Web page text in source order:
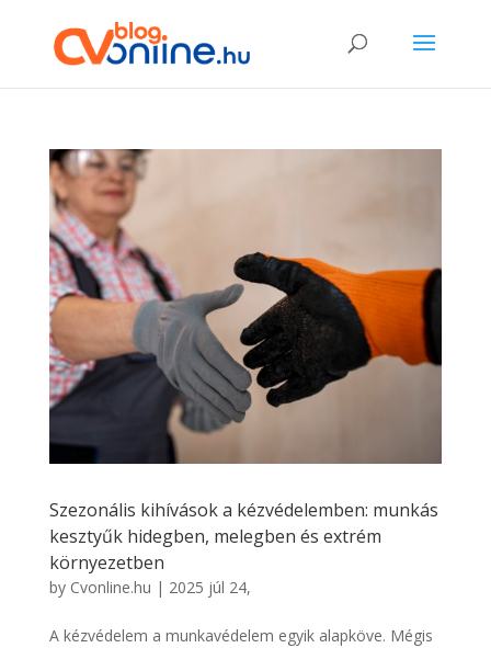
Szezonális kihívások a kézvédelemben: munkás
kesztyűk hidegben, melegben és extrém
környezetben
by Cvonline.hu | 2025 júl 24,
A kézvédelem a munkavédelem egyik alapköve. Mégis